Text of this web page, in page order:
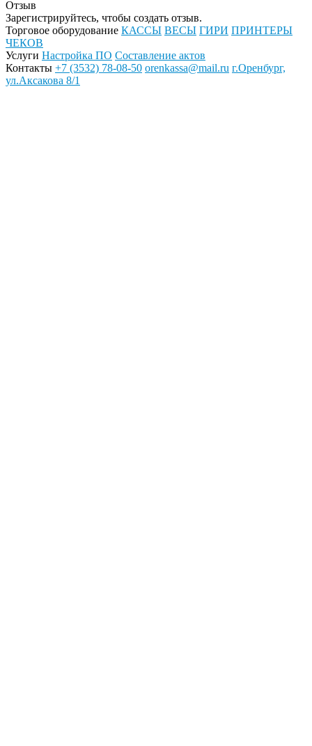
Отзыв
Зарегистрируйтесь, чтобы создать отзыв.
Торговое оборудование КАССЫ ВЕСЫ ГИРИ ПРИНТЕРЫ
ЧЕКОВ
Услуги Настройка ПО Составление актов
Контакты +7 (3532) 78-08-50 orenkassa@mail.ru г.Оренбург,
ул.Аксакова 8/1